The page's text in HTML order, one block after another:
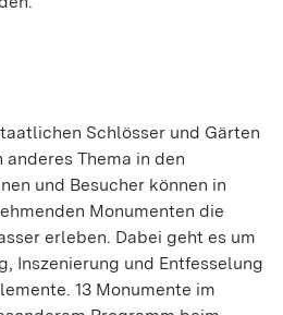
Schlösser und Gärten
Thema in den
und Besucher können in
Monumenten die
erleben. Dabei geht es um
Inszenierung und Entfesselung
13 Monumente im